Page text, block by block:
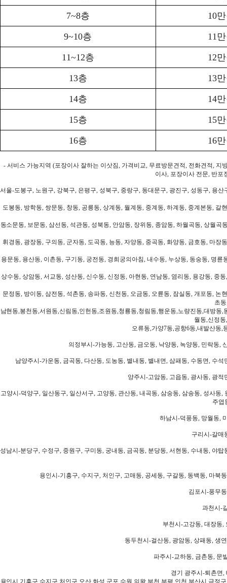
7~8층 10
9~10층 11
11~12층 12
13층 13
14층 14
15층 15
16층 16
- 서비스 가능지역 (포장이사 잘하는 이삿짐, 가격비교, 무료방문견적, 전화견적,
이사, 포장이사 전문, 반포
서울-도봉구, 노원구, 강북구, 은평구, 성북구, 중랑구, 동대문구, 광진구, 성동구, 용
도봉동, 방학동, 쌍문동, 창동, 공릉동, 상계동, 월계동, 중계동, 하계동, 중계본동,
동소문동, 보문동, 삼선동, 석관동, 성북동, 안암동, 장위동, 종암동, 하월곡동, 상월
휘경동, 광장동, 구의동, 군자동, 도곡동, 능동, 자양동, 중곡동, 화양동, 금호동, 마
용문동, 용산동, 이촌동, 구기동, 궁전동, 경희궁의아침, 내수동, 누상동, 동숭동, 명
상수동, 상암동, 서교동, 성산동, 신수동, 신정동, 아현동, 연남동, 염리동, 용강동, 중
문정동, 방이동, 삼전동, 석촌동, 송파동, 신천동, 오금동, 오륜동, 잠실동, 개포동,
초
남현동,봉천동,서원동,신림동,인헌동,조원동,청룡동,청림동,행운동,노량진동,대방
월동,신정
오류동,가양7동,공항6동,내발산동,
의정부시-가능동, 고산동, 금오동, 낙양동, 녹양동, 민락동,
남양주시-가운동, 금곡동, 다산동, 도농동, 별내동, 별내면, 삼패동, 수동면, 수
양주시-고암동, 고읍동, 광사동, 광
고양시-덕양구, 일산동구, 일산서구, 고양동, 관산동, 내곡동, 삼숭동, 삼송동, 성사
주엽
하남시-덕풍동, 망월동,
구리시-갈매
성남시-분당구, 수정구, 중원구, 구미동, 궁내동, 금곡동, 분당동, 서현동, 수내동, 야
용인시-기흥구, 수지구, 처인구, 고매동, 공세동, 구갈동, 동백동, 마북
김포시-풍무
과천시-
부천시-고강동, 대장동,
동두천시-걸산동, 광암동, 상패동, 생
파주시-교하동, 금촌동, 문
경기 광주시-퇴촌면,
용인시,기흥구,수지구,처인구,오산,화성,군포,수원,의왕,부천,부평,인천,부산시,금